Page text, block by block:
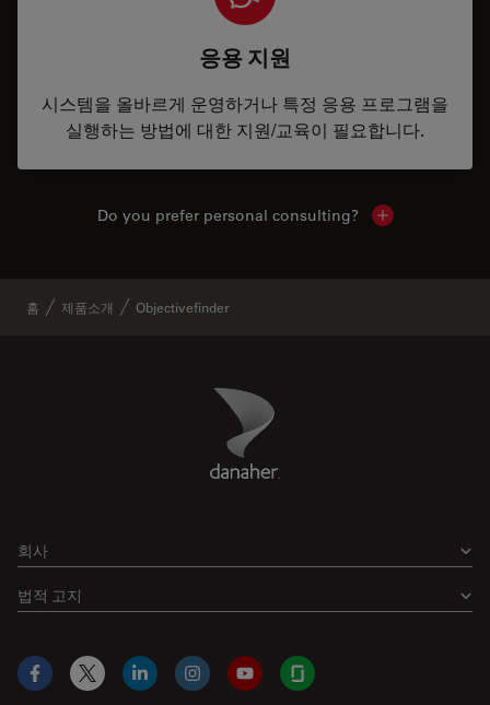
응용 지원
시스템을 올바르게 운영하거나 특정 응용 프로그램을
실행하는 방법에 대한 지원/교육이 필요합니다.
Do you prefer personal consulting? Show local
홈 제품소개 Objectivefinder
Danaher Logo
회사
법적 고지
Facebook
X LinkedInInstagramYouTubeGlassdoor